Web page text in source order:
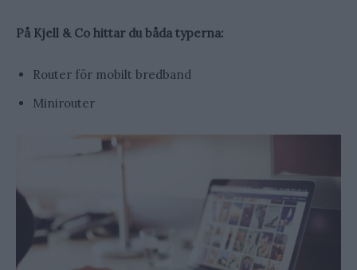
På Kjell & Co hittar du båda typerna:
Router för mobilt bredband
Minirouter